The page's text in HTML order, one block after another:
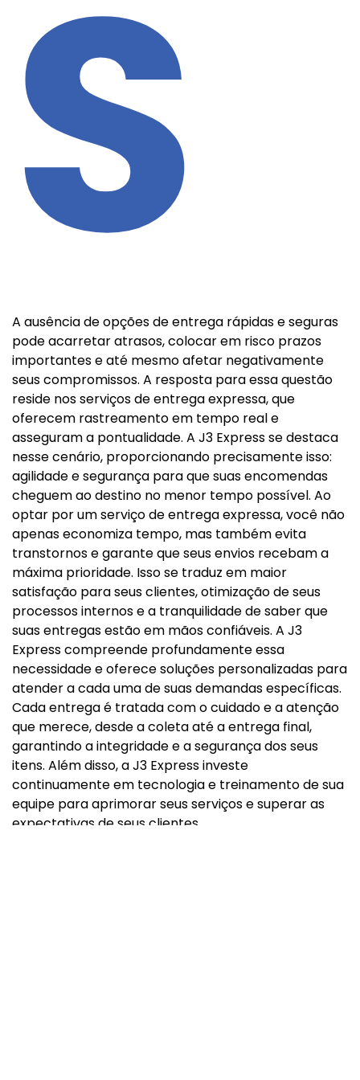
S
A ausência de opções de entrega rápidas e seguras
pode acarretar atrasos, colocar em risco prazos
importantes e até mesmo afetar negativamente
seus compromissos. A resposta para essa questão
reside nos serviços de entrega expressa, que
oferecem rastreamento em tempo real e
asseguram a pontualidade. A J3 Express se destaca
nesse cenário, proporcionando precisamente isso:
agilidade e segurança para que suas encomendas
cheguem ao destino no menor tempo possível. Ao
optar por um serviço de entrega expressa, você não
apenas economiza tempo, mas também evita
transtornos e garante que seus envios recebam a
máxima prioridade. Isso se traduz em maior
satisfação para seus clientes, otimização de seus
processos internos e a tranquilidade de saber que
suas entregas estão em mãos confiáveis. A J3
Express compreende profundamente essa
necessidade e oferece soluções personalizadas para
atender a cada uma de suas demandas específicas.
Cada entrega é tratada com o cuidado e a atenção
que merece, desde a coleta até a entrega final,
garantindo a integridade e a segurança dos seus
itens. Além disso, a J3 Express investe
continuamente em tecnologia e treinamento de sua
equipe para aprimorar seus serviços e superar as
expectativas de seus clientes.